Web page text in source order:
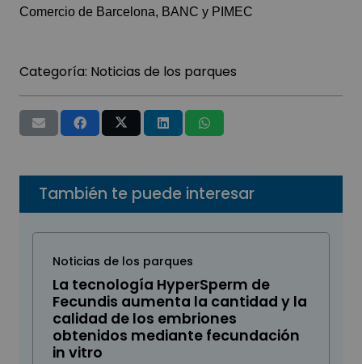
Comercio de Barcelona, BANC y PIMEC
Categoría: Noticias de los parques
También te puede interesar
Noticias de los parques
La tecnología HyperSperm de
Fecundis aumenta la cantidad y la
calidad de los embriones
obtenidos mediante fecundación
in vitro